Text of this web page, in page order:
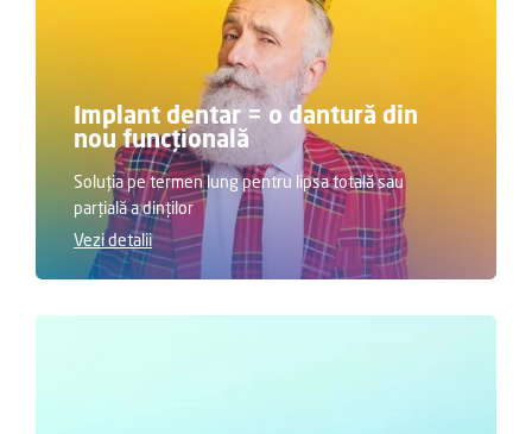
Implant dentar = o dantură din
nou funcțională
Soluția pe termen lung pentru lipsa totală sau
parțială a dinților
Vezi detalii